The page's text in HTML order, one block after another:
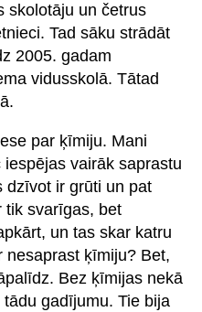
skolotāju un četrus
Tad sāku strādāt
2005. gadam
vidusskolā. Tātad
par ķīmiju. Mani
vairāk saprastu
dzīvot ir grūti un pat
tik svarīgas, bet
un tas skar katru
nesaprast ķīmiju? Bet,
Bez ķīmijas nekā
gadījumu. Tie bija